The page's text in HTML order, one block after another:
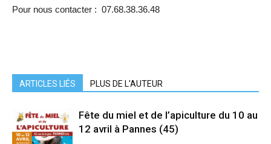
Pour nous contacter : 07.68.38.36.48
ARTICLES LIÉS PLUS DE L'AUTEUR
Fête du miel et de l’apiculture du 10 au
12 avril à Pannes (45)